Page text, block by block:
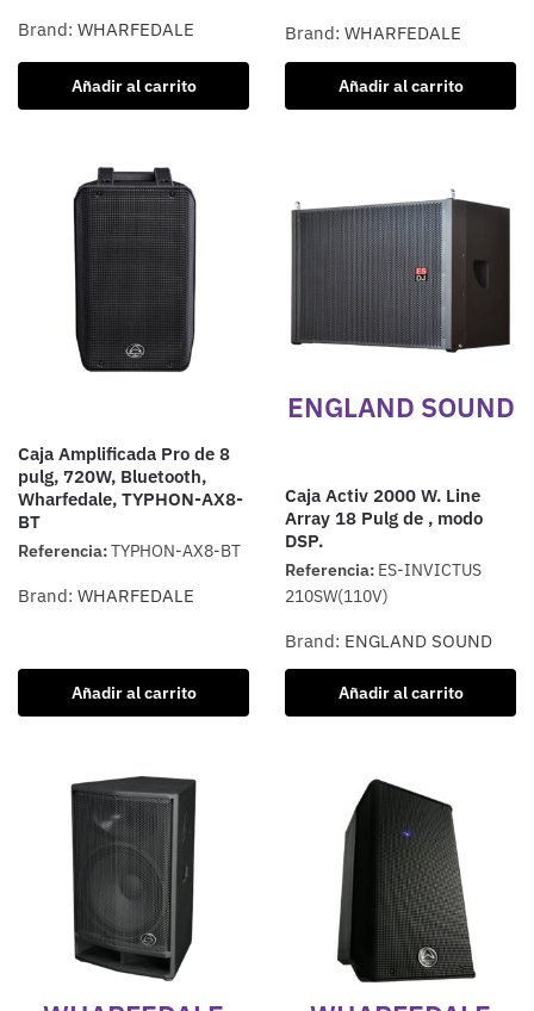
Brand: WHARFEDALE
Añadir al carrito
Brand: WHARFEDALE
Añadir al carrito
Caja Amplificada Pro de 8
pulg, 720W, Bluetooth,
Wharfedale, TYPHON-AX8-
BT
Referencia:TYPHON-AX8-BT
Brand: WHARFEDALE
Añadir al carrito
ENGLAND SOUND
Caja Activ 2000 W. Line
Array 18 Pulg de , modo
DSP.
Referencia: ES-INVICTUS
210SW(110V)
Brand: ENGLAND SOUND
Añadir al carrito